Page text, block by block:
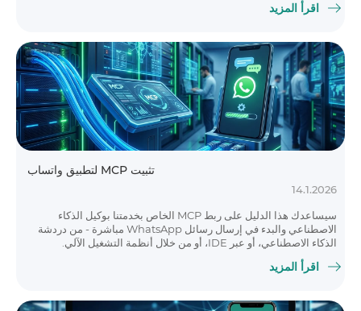
اقرأ المزيد
تثبيت MCP لتطبيق واتساب
14.1.2026
سيساعدك هذا الدليل على ربط MCP الخاص بخدمتنا بوكيل الذكاء
الاصطناعي والبدء في إرسال رسائل WhatsApp مباشرة - من دردشة
الذكاء الاصطناعي، أو عبر IDE، أو من خلال أنظمة التشغيل الآلي.
اقرأ المزيد